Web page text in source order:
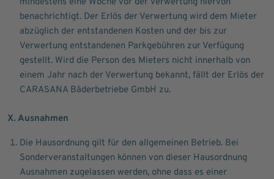
benachrichtigt. Der Erlös der Verwertung wird dem Mieter
abzüglich der entstandenen Kosten und der bis zur
Verwertung entstandenen Parkgebühren zur Verfügung
gestellt. Wird die Person des Mieters nicht innerhalb von
einem Jahr nach der Verwertung bekannt, fällt der Erlös der
CARASANA Bäderbetriebe GmbH zu.
X. Ausnahmen
Die Hausordnung gilt für den allgemeinen Betrieb. Bei
Sonderveranstaltungen können von dieser Hausordnung
Ausnahmen zugelassen werden, ohne dass es einer